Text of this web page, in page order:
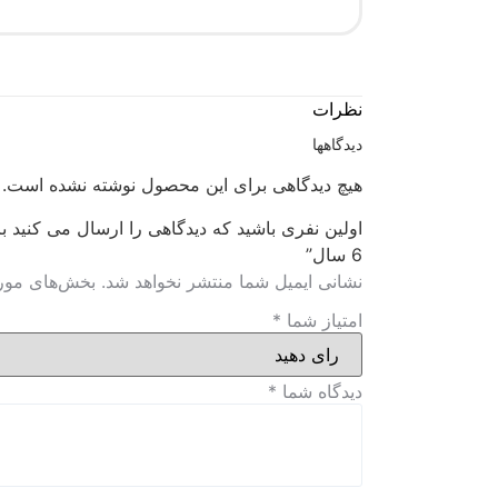
نظرات
دیدگاهها
هیچ دیدگاهی برای این محصول نوشته نشده است.
6 سال”
نشانی ایمیل شما منتشر نخواهد شد. بخش‌های
امتیاز شما *
دیدگاه شما *